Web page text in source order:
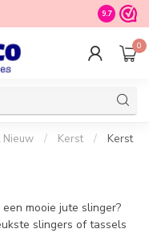
STORE in
9.7
0
Nieuw / Kerst /
Kerst
mooie jute slinger?
slingers of tassels